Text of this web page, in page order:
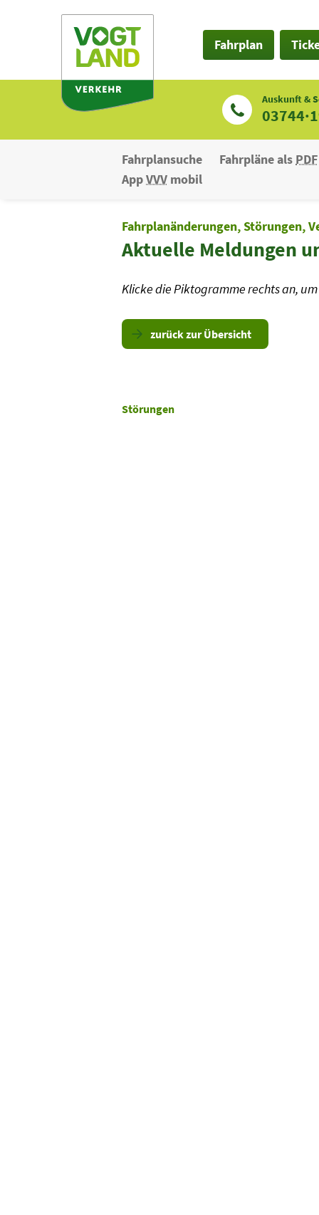
Fahrplan
Auskunft &
Fahrplansuche Fahrpläne als PDF
AppVVV mobil
Fahrplanänderungen, Störungen,
Aktuelle Meldungen
Klicke die Piktogramme rechts an,
zurück zur Übersicht
Störungen